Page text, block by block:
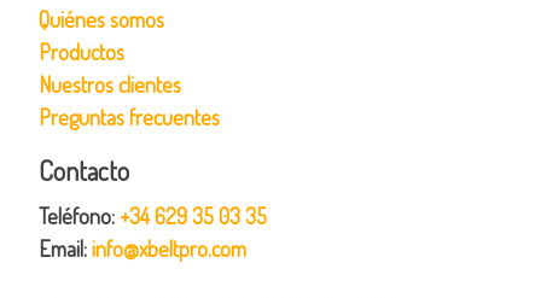
Quiénes somos
Productos
Nuestros clientes
Preguntas frecuentes
Contacto
Teléfono: +34 629 35 03 35
Email:info@xbeltpro.com